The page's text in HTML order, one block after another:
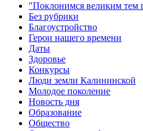
"Поклонимся великим
Без рубрики
Благоустройство
Герои нашего времени
Даты
Здоровье
Конкурсы
Люди земли Калининской
Молодое поколение
Новость дня
Образование
Общество